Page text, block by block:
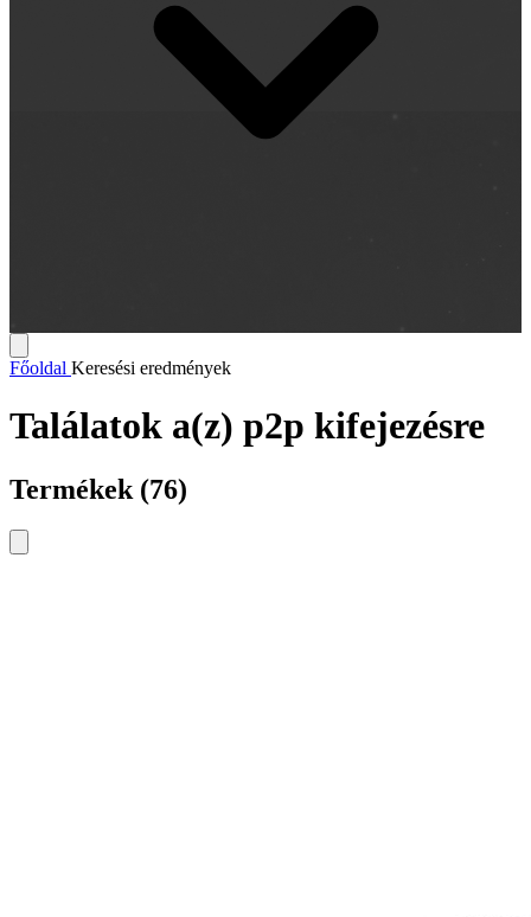
Főoldal Keresési eredmények
Találatok a(z) p2p kifejezésre
Termékek (76)